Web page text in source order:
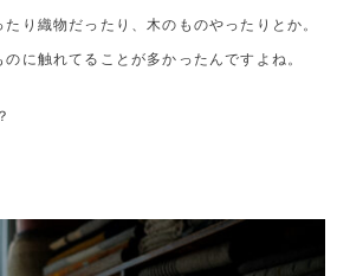
り織物だったり、木のものやったりとか。
に触れてることが多かったんですよね。